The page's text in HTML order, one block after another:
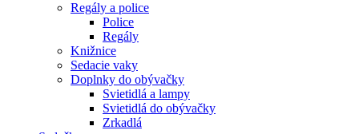
Regály a police
Police
Regály
Knižnice
Sedacie vaky
Doplnky do obývačky
Svietidlá a lampy
Svietidlá do obývačky
Zrkadlá